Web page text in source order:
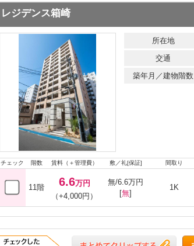
レジデンス箱崎
所在地
交通
築年月／建物階数
チェック 階数 賃料（＋管理費） 敷／礼[保証] 間取り
11階 6.6万円
（+4,000円）
無/6.6万円
[無]
1K